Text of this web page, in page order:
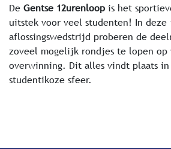
De Gentse 12urenloop is het
uitstek voor veel studenten! In deze
aflossingswedstrijd proberen de
zoveel mogelijk rondjes te lopen op
overwinning. Dit alles vindt plaats in
studentikoze sfeer.